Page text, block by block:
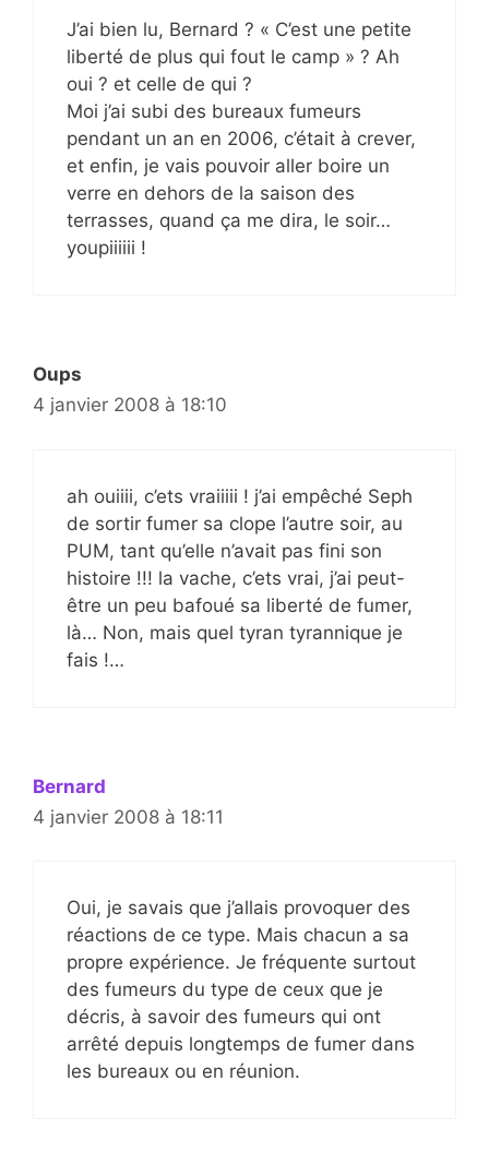
J’ai bien lu, Bernard ? « C’est une petite
liberté de plus qui fout le camp » ? Ah
oui ? et celle de qui ?
Moi j’ai subi des bureaux fumeurs
pendant un an en 2006, c’était à crever,
et enfin, je vais pouvoir aller boire un
verre en dehors de la saison des
terrasses, quand ça me dira, le soir…
youpiiiiii !
Oups
4 janvier 2008 à 18:10
ah ouiiii, c’ets vraiiiii ! j’ai empêché Seph
de sortir fumer sa clope l’autre soir, au
PUM, tant qu’elle n’avait pas fini son
histoire !!! la vache, c’ets vrai, j’ai peut-
être un peu bafoué sa liberté de fumer,
là… Non, mais quel tyran tyrannique je
fais !…
Bernard
4 janvier 2008 à 18:11
Oui, je savais que j’allais provoquer des
réactions de ce type. Mais chacun a sa
propre expérience. Je fréquente surtout
des fumeurs du type de ceux que je
décris, à savoir des fumeurs qui ont
arrêté depuis longtemps de fumer dans
les bureaux ou en réunion.